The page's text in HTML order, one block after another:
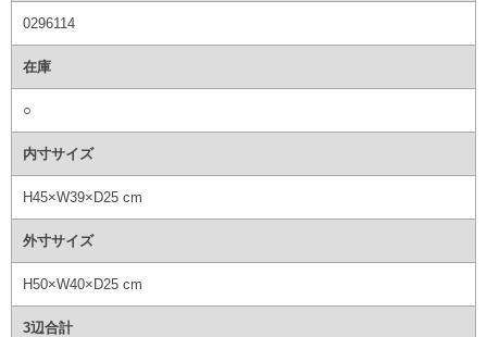
0296114
在庫
○
内寸サイズ
H45×W39×D25 cm
外寸サイズ
H50×W40×D25 cm
3辺合計